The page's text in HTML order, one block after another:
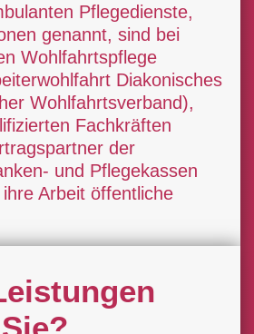
Pflegedienste,
genannt, sind bei
Wohlfahrtspflege
Diakonisches
Wohlfahrtsverband),
Fachkräften
der
und Pflegekassen
Arbeit öffentliche